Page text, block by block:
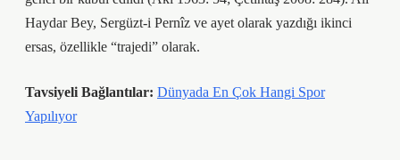
Haydar Bey, Sergüzt-i Pernîz ve ayet olarak yazdığı ikinci
ersas, özellikle “trajedi” olarak.
Tavsiyeli Bağlantılar: Dünyada En Çok Hangi Spor
Yapılıyor